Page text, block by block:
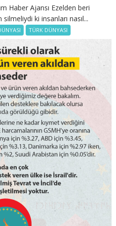
Haber Ajansı Ezelden beri
ki insanları nasıl...
TÜRK DÜNYASI